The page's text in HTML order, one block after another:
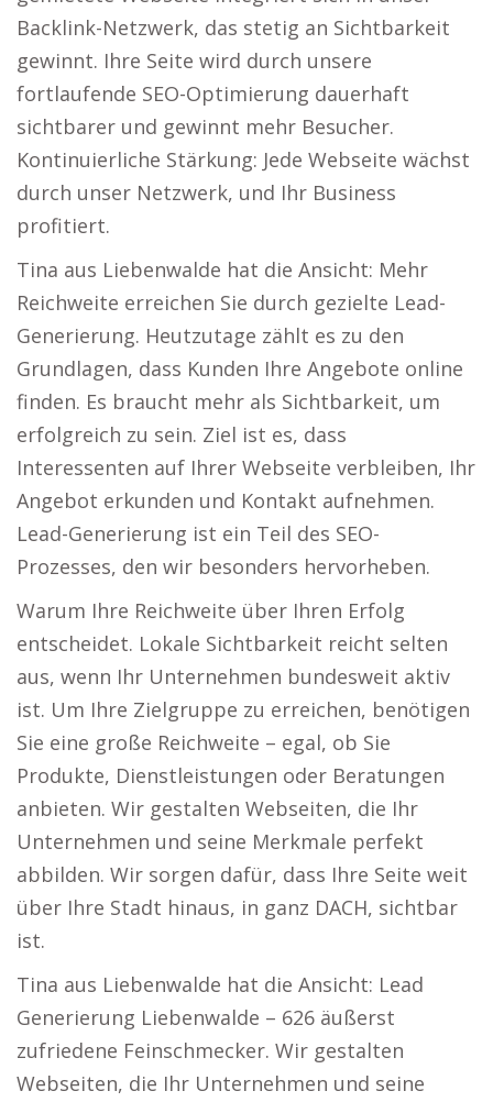
Backlink-Netzwerk, das stetig an Sichtbarkeit
gewinnt. Ihre Seite wird durch unsere
fortlaufende SEO-Optimierung dauerhaft
sichtbarer und gewinnt mehr Besucher.
Kontinuierliche Stärkung: Jede Webseite wächst
durch unser Netzwerk, und Ihr Business
profitiert.
Tina aus Liebenwalde hat die Ansicht: Mehr
Reichweite erreichen Sie durch gezielte Lead-
Generierung. Heutzutage zählt es zu den
Grundlagen, dass Kunden Ihre Angebote online
finden. Es braucht mehr als Sichtbarkeit, um
erfolgreich zu sein. Ziel ist es, dass
Interessenten auf Ihrer Webseite verbleiben, Ihr
Angebot erkunden und Kontakt aufnehmen.
Lead-Generierung ist ein Teil des SEO-
Prozesses, den wir besonders hervorheben.
Warum Ihre Reichweite über Ihren Erfolg
entscheidet. Lokale Sichtbarkeit reicht selten
aus, wenn Ihr Unternehmen bundesweit aktiv
ist. Um Ihre Zielgruppe zu erreichen, benötigen
Sie eine große Reichweite – egal, ob Sie
Produkte, Dienstleistungen oder Beratungen
anbieten. Wir gestalten Webseiten, die Ihr
Unternehmen und seine Merkmale perfekt
abbilden. Wir sorgen dafür, dass Ihre Seite weit
über Ihre Stadt hinaus, in ganz DACH, sichtbar
ist.
Tina aus Liebenwalde hat die Ansicht: Lead
Generierung Liebenwalde – 626 äußerst
zufriedene Feinschmecker. Wir gestalten
Webseiten, die Ihr Unternehmen und seine